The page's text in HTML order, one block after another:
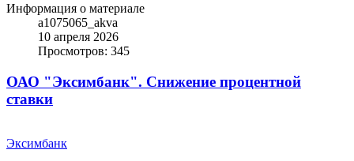
Информация о материале
a1075065_akva
10 апреля 2026
Просмотров: 345
ОАО "Эксимбанк". Снижение процентной
ставки
Эксимбанк